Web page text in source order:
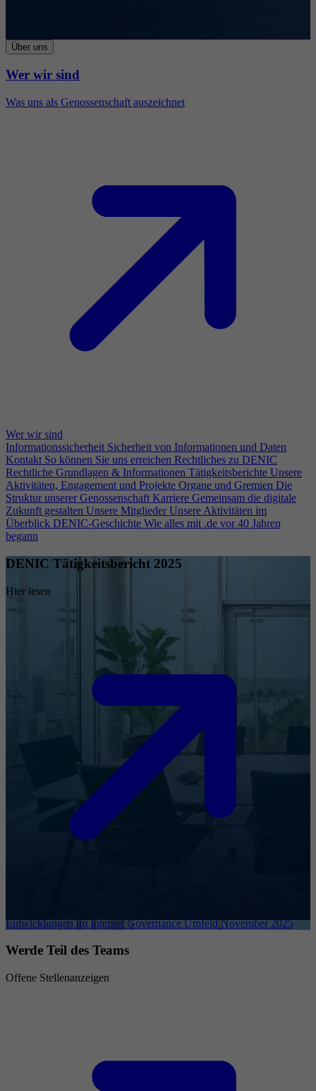
Über uns
Wer wir sind
Was uns als Genossenschaft auszeichnet
Wer wir sind
Informationssicherheit Sicherheit von Informationen und Daten
Kontakt So können Sie uns erreichen Rechtliches zu DENIC
Rechtliche Grundlagen & Informationen Tätigkeitsberichte Unsere
Aktivitäten, Engagement und Projekte Organe und Gremien Die
Struktur unserer Genossenschaft Karriere Gemeinsam die digitale
Zukunft gestalten Unsere Mitglieder Unsere Aktivitäten im
Überblick DENIC-Geschichte Wie alles mit .de vor 40 Jahren
begann
DENIC Tätigkeitsbericht 2025
Hier lesen
Entwicklungen im Internet Governance Umfeld November 2025
Werde Teil des Teams
Offene Stellenanzeigen